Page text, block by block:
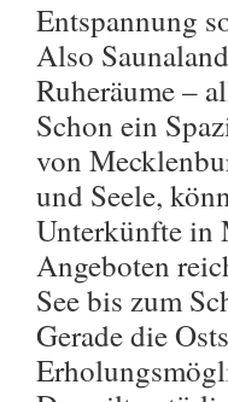
Entspannung
Also
Ruheräume –
Schon ein
von
und Seele,
Unterkünfte in
Angeboten
See bis zum
Gerade die